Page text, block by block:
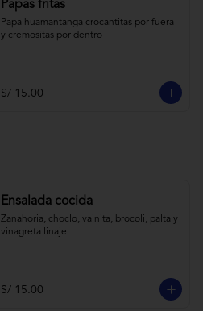
Papas fritas
Papa huamantanga crocantitas por fuera
y cremositas por dentro
S/ 15.00
Ensalada cocida
Zanahoria, choclo, vainita, brocoli, palta y
vinagreta linaje
S/ 15.00